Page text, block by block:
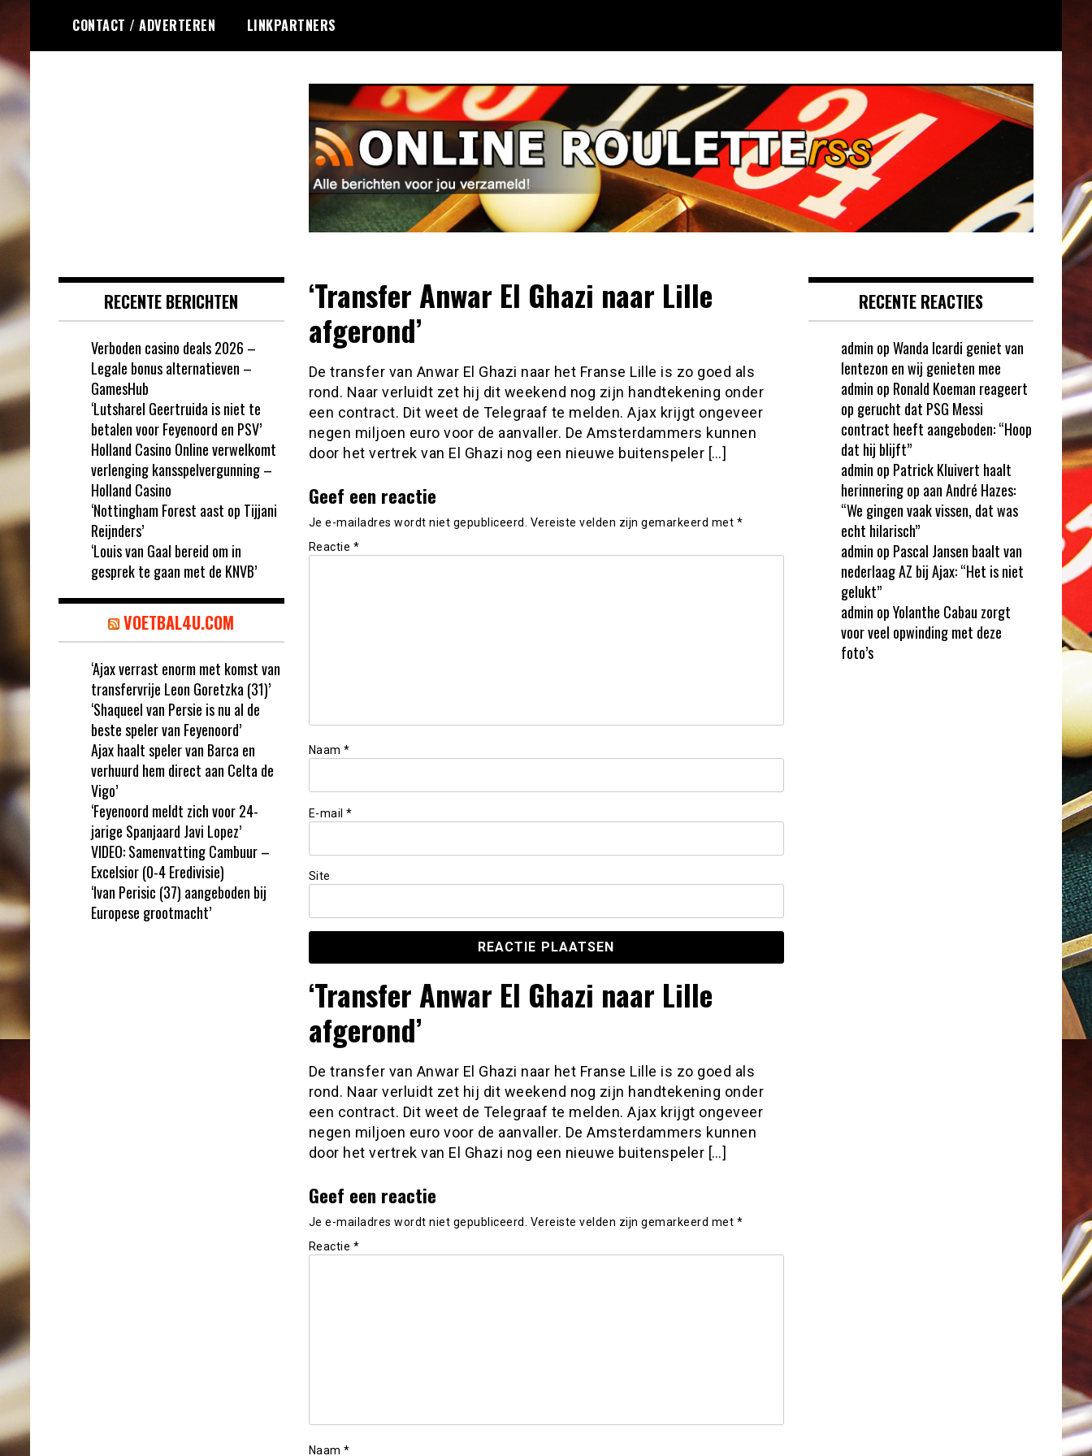
de
inhoud
CONTACT / ADVERTEREN LINKPARTNERS
‘Transfer Anwar El Ghazi naar Lille
afgerond’
De transfer van Anwar El Ghazi naar het Franse Lille is zo goed als
rond. Naar verluidt zet hij dit weekend nog zijn handtekening onder
een contract. Dit weet de Telegraaf te melden. Ajax krijgt ongeveer
negen miljoen euro voor de aanvaller. De Amsterdammers kunnen
door het vertrek van El Ghazi nog een nieuwe buitenspeler […]
Geef een reactie
Je e-mailadres wordt niet gepubliceerd. Vereiste velden zijn gemarkeerd met *
Reactie *
Naam *
E-mail *
Site
‘Transfer Anwar El Ghazi naar Lille
afgerond’
De transfer van Anwar El Ghazi naar het Franse Lille is zo goed als
rond. Naar verluidt zet hij dit weekend nog zijn handtekening onder
een contract. Dit weet de Telegraaf te melden. Ajax krijgt ongeveer
negen miljoen euro voor de aanvaller. De Amsterdammers kunnen
door het vertrek van El Ghazi nog een nieuwe buitenspeler […]
Geef een reactie
Je e-mailadres wordt niet gepubliceerd. Vereiste velden zijn gemarkeerd met *
Reactie *
Naam *
RECENTE BERICHTEN
Verboden casino deals 2026 –
Legale bonus alternatieven –
GamesHub
‘Lutsharel Geertruida is niet te
betalen voor Feyenoord en PSV’
Holland Casino Online verwelkomt
verlenging kansspelvergunning –
Holland Casino
‘Nottingham Forest aast op Tijjani
Reijnders’
‘Louis van Gaal bereid om in
gesprek te gaan met de KNVB’
VOETBAL4U.COM
‘Ajax verrast enorm met komst van
transfervrije Leon Goretzka (31)’
‘Shaqueel van Persie is nu al de
beste speler van Feyenoord’
Ajax haalt speler van Barca en
verhuurd hem direct aan Celta de
Vigo’
‘Feyenoord meldt zich voor 24-
jarige Spanjaard Javi Lopez’
VIDEO: Samenvatting Cambuur –
Excelsior (0-4 Eredivisie)
‘Ivan Perisic (37) aangeboden bij
Europese grootmacht’
RECENTE REACTIES
admin opWanda Icardi geniet van
lentezon en wij genieten mee
admin op Ronald Koeman reageert
op gerucht dat PSG Messi
contract heeft aangeboden: “Hoop
dat hij blijft”
admin op Patrick Kluivert haalt
herinnering op aan André Hazes:
“We gingen vaak vissen, dat was
echt hilarisch”
admin op Pascal Jansen baalt van
nederlaag AZ bij Ajax: “Het is niet
gelukt”
admin opYolanthe Cabau zorgt
voor veel opwinding met deze
foto’s